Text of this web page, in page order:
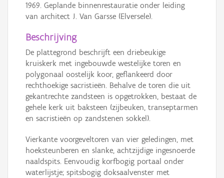
1969. Geplande binnenrestauratie onder leiding
van architect J. Van Garsse (Elversele).
Beschrijving
De plattegrond beschrijft een driebeukige
kruiskerk met ingebouwde westelijke toren en
polygonaal oostelijk koor, geflankeerd door
rechthoekige sacristieën. Behalve de toren die uit
gekantrechte zandsteen is opgetrokken, bestaat de
gehele kerk uit baksteen (zijbeuken, transeptarmen
en sacristieën op zandstenen sokkel).
Vierkante voorgeveltoren van vier geledingen, met
hoeksteunberen en slanke, achtzijdige ingesnoerde
naaldspits. Eenvoudig korfbogig portaal onder
waterlijstje; spitsbogig doksaalvenster met